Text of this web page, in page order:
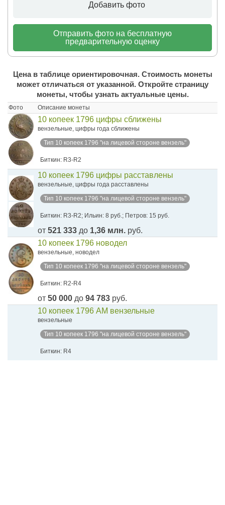
Добавить фото
Отправить фото на бесплатную
предварительную оценку
Цена в таблице ориентировочная. Стоимость монеты
может отличаться от указанной. Откройте страницу
монеты, чтобы узнать актуальные цены.
Фото Описание монеты
10 копеек 1796 цифры сближены
вензельные, цифры года сближены
Тип 10 копеек 1796 "на лицевой стороне вензель"
Биткин: R3-R2
10 копеек 1796 цифры расставлены
вензельные, цифры года расставлены
Тип 10 копеек 1796 "на лицевой стороне вензель"
Биткин: R3-R2; Ильин: 8 руб.; Петров: 15 руб.
от 521 333 до 1,36 млн. руб.
10 копеек 1796 новодел
вензельные, новодел
Тип 10 копеек 1796 "на лицевой стороне вензель"
Биткин: R2-R4
от 50 000 до 94 783 руб.
10 копеек 1796 АМ вензельные
вензельные
Тип 10 копеек 1796 "на лицевой стороне вензель"
Биткин: R4